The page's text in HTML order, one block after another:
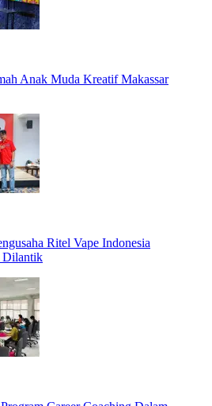
Anak Muda Kreatif Makassar
Ritel Vape Indonesia
Dilantik